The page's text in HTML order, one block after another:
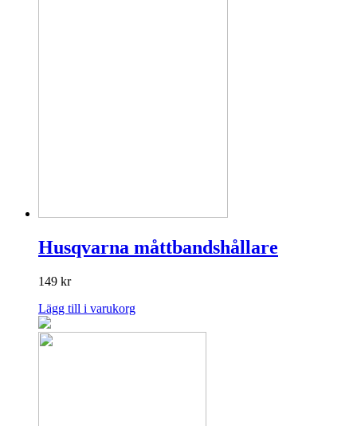
Husqvarna måttbandshållare
149 kr
Lägg till i varukorg